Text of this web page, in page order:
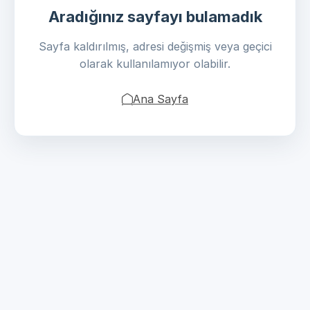
Aradığınız sayfayı bulamadık
Sayfa kaldırılmış, adresi değişmiş veya geçici
olarak kullanılamıyor olabilir.
Ana Sayfa